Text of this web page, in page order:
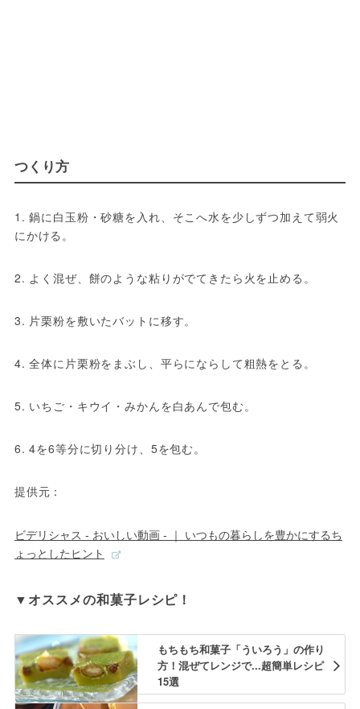
つくり方
1. 鍋に白玉粉・砂糖を入れ、そこへ水を少しずつ加えて弱火
にかける。
2. よく混ぜ、餅のような粘りがでてきたら火を止める。
3. 片栗粉を敷いたバットに移す。
4. 全体に片栗粉をまぶし、平らにならして粗熱をとる。
5. いちご・キウイ・みかんを白あんで包む。
6. 4を6等分に切り分け、5を包む。
提供元：
ビデリシャス - おいしい動画 - ｜ いつもの暮らしを豊かにするち
ょっとしたヒント
▼オススメの和菓子レシピ！
もちもち和菓子「ういろう」の作り
方！混ぜてレンジで...超簡単レシピ
15選